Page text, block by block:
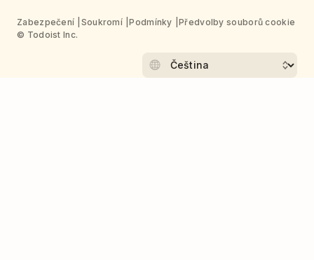
Zabezpečení Soukromí Podmínky
Předvolby souborů cookie
© Todoist Inc.